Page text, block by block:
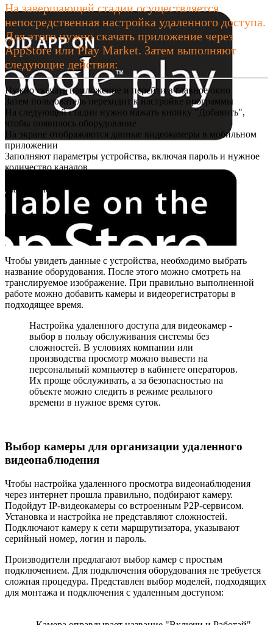
На завершающей стадии осуществляется
непосредственная настройка удаленного доступа.
Для этого нужно скачать приложение через
AppStore или Play Market. Затем выполняют
следующие действия:
Нужно скачать приложение и перейти в главное окно
Затем пользователь переходит к настройке программы
На следующей стадии нужно нажать кнопку "Добавить",
чтобы появилось оборудование
На экране отображаются данные видеокамеры в мобильном
приложении
Заполняют параметры устройства, включая пароль и нужное
количество каналов
После этого можно нажать кнопку "ОК" и вернуться в
главное меню
Чтобы увидеть данные с устройства, необходимо выбрать
название оборудования. После этого можно смотреть на
транслируемое изображение. При правильно выполненной
работе можно добавить камеры и видеорегистраторы в
подходящее время.
Настройка удаленного доступа для видеокамер -
выбор в пользу обслуживания системы без
сложностей. В условиях компании или
производства просмотр можно вывести на
персональный компьютер в кабинете операторов.
Их проще обслуживать, а за безопасностью на
объекте можно следить в режиме реального
времени в нужное время суток.
Выбор камеры для организации удаленного
видеонаблюдения
Чтобы настройка удаленного просмотра видеонаблюдения
через интернет прошла правильно, подбирают камеру.
Подойдут IP-видеокамеры со встроенным P2P-сервисом.
Установка и настройка не представляют сложностей.
Подключают камеру к сети маршрутизатора, указывают
серийный номер, логин и пароль.
Производители предлагают выбор камер с простым
подключением. Для подключения оборудования не требуется
сложная процедура. Представлен выбор моделей, подходящих
для монтажа и подключения с удаленным доступом: